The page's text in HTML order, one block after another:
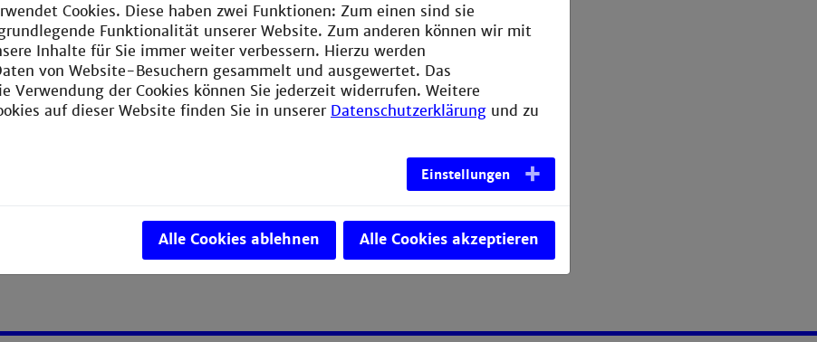
Cookies. Diese haben zwei Funktionen: Zum einen sind sie
Funktionalität unserer Website. Zum anderen können wir mit
Inhalte für Sie immer weiter verbessern. Hierzu werden
von Website-Besuchern gesammelt und ausgewertet. Das
Verwendung der Cookies können Sie jederzeit widerrufen. Weitere
auf dieser Website finden Sie in unserer Datenschutzerklärung und zu
Einstellungen
Alle Cookies ablehnen Alle Cookies akzeptieren